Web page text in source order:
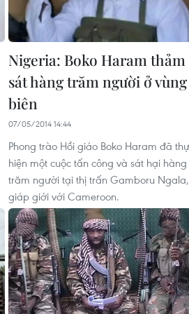
Nigeria: Boko Haram thảm
sát hàng trăm người ở vùng
biên
07/05/2014 14:44
Phong trào Hồi giáo Boko Haram đã
hiện một cuộc tấn công và sát hại hàng
trăm người tại thị trấn Gamboru Ngala,
giáp giới với Cameroon.